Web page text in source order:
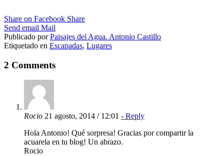
Share on Facebook Share
Send email Mail
Publicado porPaisajes del Agua. Antonio Castillo
Etiquetado en Escapadas, Lugares
2 Comments
Rocio 21 agosto, 2014 / 12:01 - Reply
Hola Antonio! Qué sorpresa! Gracias por compartir la
acuarela en tu blog! Un abrazo.
Rocio